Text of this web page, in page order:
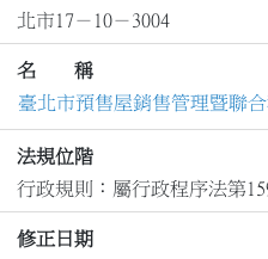
北市17－10－3004
名 稱
臺北市預售屋銷售管理暨聯
法規位階
行政規則：屬行政程序法第
修正日期